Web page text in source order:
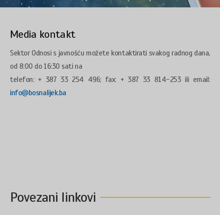
Media kontakt
Sektor Odnosi s javnošću možete kontaktirati svakog radnog dana,
od 8:00 do 16:30 sati na
telefon: + 387 33 254 496; fax: + 387 33 814-253 ili email:
info@bosnalijek.ba
Povezani linkovi